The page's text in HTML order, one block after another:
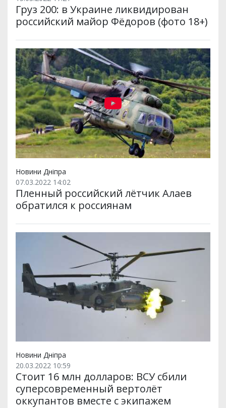
Груз 200: в Украине ликвидирован
российский майор Фёдоров (фото 18+)
Новини Дніпра
07.03.2022 14:02
Пленный российский лётчик Алаев
обратился к россиянам
Новини Дніпра
20.03.2022 10:59
Стоит 16 млн долларов: ВСУ сбили
суперсовременный вертолёт
оккупантов вместе с экипажем